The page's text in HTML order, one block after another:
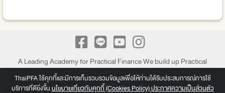
A Leading Academy for Practical Finance We build up Practical
knowledge beyond a paper of Certificate
Copyright © 2026 Thai Professional Finance Academy (ThaiPFA)
ThaiPFA ใช้คุกกี้และมีการเก็บรวบรวมข้อมูลเพื่อให้ท่านได้รับประสบการณ์การใช้
บริการที่ดียิ่งขึ้นนโยบายเกี่ยวกับคุกกี้ (Cookies Policy) ประกาศความเป็นส่วนตัว